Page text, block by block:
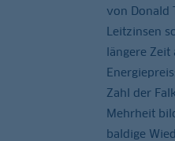
von Donald
Leitzinsen
längere
Zahl der
Mehrheit
baldige